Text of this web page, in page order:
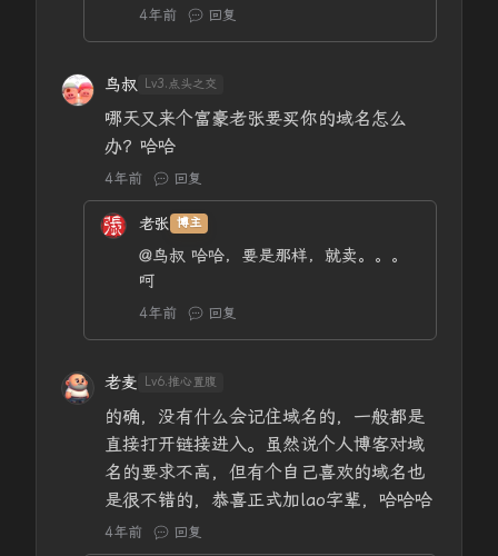
4年前 回复
鸟叔 Lv3.点头之交
哪天又来个富豪老张要买你的域名怎么
办？哈哈
4年前 回复
老张 博主
@鸟叔 哈哈，要是那样，就卖。。。
呵
4年前 回复
老麦 Lv6.推心置腹
的确，没有什么会记住域名的，一般都是
直接打开链接进入。虽然说个人博客对域
名的要求不高，但有个自己喜欢的域名也
是很不错的，恭喜正式加lao字辈，哈哈哈
4年前 回复